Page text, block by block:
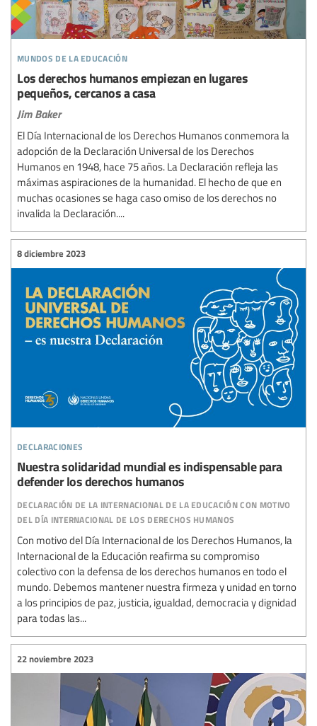
mundos de la educación
Los derechos humanos empiezan en lugares
pequeños, cercanos a casa
Jim Baker
El Día Internacional de los Derechos Humanos conmemora la
adopción de la Declaración Universal de los Derechos
Humanos en 1948, hace 75 años. La Declaración refleja las
máximas aspiraciones de la humanidad. El hecho de que en
muchas ocasiones se haga caso omiso de los derechos no
invalida la Declaración....
declaraciones
8 diciembre 2023
Nuestra solidaridad mundial es indispensable para
defender los derechos humanos
declaración de la internacional de la educación con motivo
del día internacional de los derechos humanos
Con motivo del Día Internacional de los Derechos Humanos, la
Internacional de la Educación reafirma su compromiso
colectivo con la defensa de los derechos humanos en todo el
mundo. Debemos mantener nuestra firmeza y unidad en torno
a los principios de paz, justicia, igualdad, democracia y dignidad
para todas las...
22 noviembre 2023